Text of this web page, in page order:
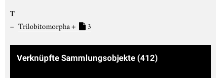
T
Trilobitomorpha + 3
Verknüpfte Sammlungsobjekte (412)